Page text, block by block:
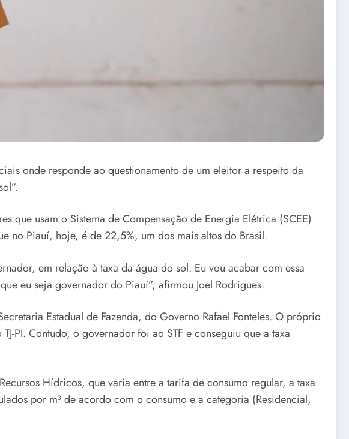
onde responde ao questionamento de um eleitor a respeito da
que usam o Sistema de Compensação de Energia Elétrica (SCEE)
no Piauí, hoje, é de 22,5%, um dos mais altos do Brasil.
em relação à taxa da água do sol. Eu vou acabar com essa
eu seja governador do Piauí”, afirmou Joel Rodrigues.
Estadual de Fazenda, do Governo Rafael Fonteles. O próprio
PI. Contudo, o governador foi ao STF e conseguiu que a taxa
Hídricos, que varia entre a tarifa de consumo regular, a taxa
por m³ de acordo com o consumo e a categoria (Residencial,